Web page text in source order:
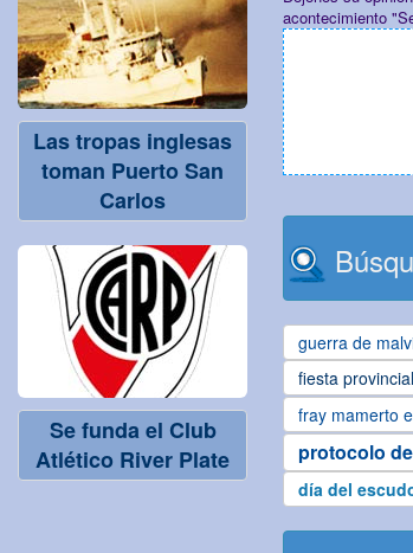
Las tropas inglesas
toman Puerto San
Carlos
Se funda el Club
Atlético River Plate
acontecimiento
guerra de
fiesta
fray mamerto
protocolo
día del